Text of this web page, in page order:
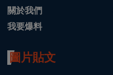
關於我們
我要爆料
圖片貼文